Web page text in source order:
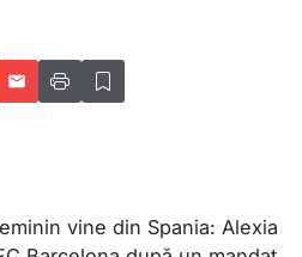
vine din Spania: Alexia